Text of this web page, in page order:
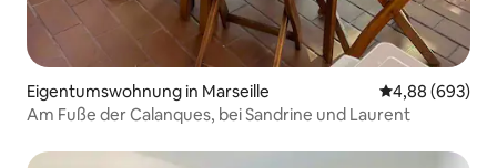
Eigentumswohnung in Marseille
4,88 (693)
Am Fuße der Calanques, bei Sandrine und Laurent